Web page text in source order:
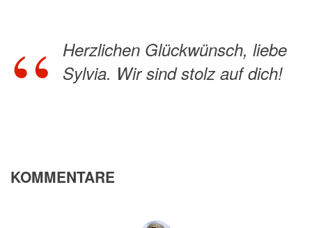
Herzlichen Glückwünsch, liebe
Sylvia. Wir sind stolz auf dich!
KOMMENTARE